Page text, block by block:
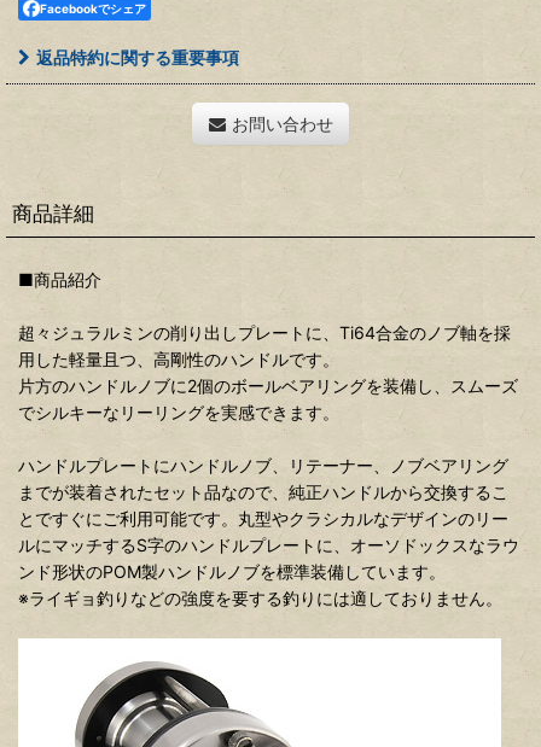
Facebookでシェア
返品特約に関する重要事項
お問い合わせ
商品詳細
■商品紹介
超々ジュラルミンの削り出しプレートに、Ti64合金のノブ軸を採
用した軽量且つ、高剛性のハンドルです。
片方のハンドルノブに2個のボールベアリングを装備し、スムーズ
でシルキーなリーリングを実感できます。
ハンドルプレートにハンドルノブ、リテーナー、ノブベアリング
までが装着されたセット品なので、純正ハンドルから交換するこ
とですぐにご利用可能です。丸型やクラシカルなデザインのリー
ルにマッチするS字のハンドルプレートに、オーソドックスなラウ
ンド形状のPOM製ハンドルノブを標準装備しています。
※ライギョ釣りなどの強度を要する釣りには適しておりません。